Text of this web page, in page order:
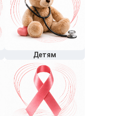
Детям